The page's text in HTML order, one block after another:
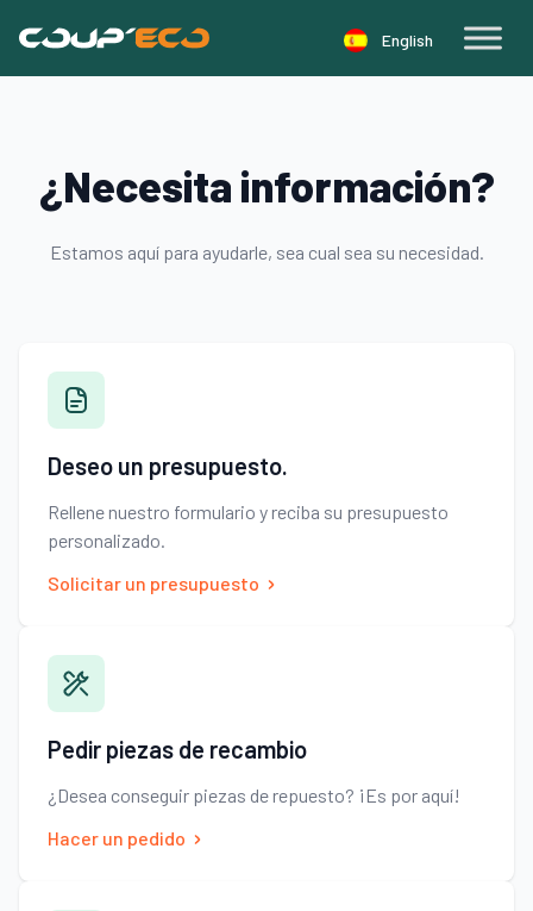
English
¿Necesita información?
Estamos aquí para ayudarle, sea cual sea su necesidad.
Deseo un presupuesto.
Rellene nuestro formulario y reciba su presupuesto
personalizado.
Solicitar un presupuesto
Pedir piezas de recambio
¿Desea conseguir piezas de repuesto? ¡Es por aquí!
Hacer un pedido